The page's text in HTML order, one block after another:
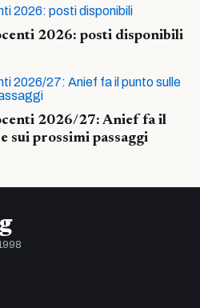
2026: posti disponibili
2026/27: Anief fa il
sui prossimi passaggi